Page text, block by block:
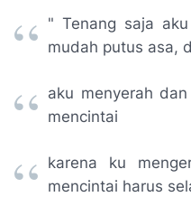
" Tenang saja
mudah putus asa,
aku menyerah
mencintai
karena ku
mencintai harus